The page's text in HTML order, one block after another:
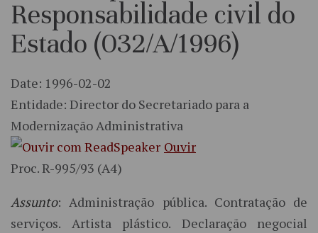
Responsabilidade civil do
Estado (032/A/1996)
Date: 1996-02-02
Entidade: Director do Secretariado para a
Modernização Administrativa
Ouvir
Proc. R-995/93 (A4)
Assunto: Administração pública. Contratação de
serviços. Artista plástico. Declaração negocial